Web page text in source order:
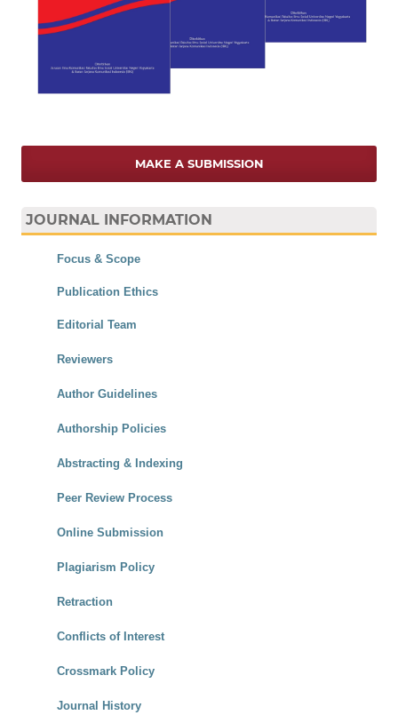
MAKE A SUBMISSION
JOURNAL INFORMATION
Focus & Scope
Publication Ethics
Editorial Team
Reviewers
Author Guidelines
Authorship Policies
Abstracting & Indexing
Peer Review Process
Online Submission
Plagiarism Policy
Retraction
Conflicts of Interest
Crossmark Policy
Journal History